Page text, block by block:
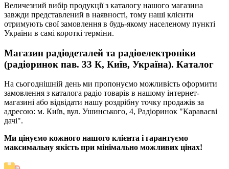
Величезний вибір продукції з каталогу нашого магазина
завжди представлений в наявності, тому наші клієнти
отримують свої замовлення в будь-якому населеному пункті
України в самі короткі терміни.
Магазин радіодеталей та радіоелектроніки
(радіоринок пав. 33 К, Київ, Україна). Каталог
На сьогоднішній день ми пропонуємо можливість оформити
замовлення з каталога радіо товарів в нашому інтернет-
магазині або відвідати нашу роздрібну точку продажів за
адресою: м. Київ, вул. Ушинського, 4, Радіоринок "Караваєві
дачі".
Ми цінуємо кожного нашого клієнта і гарантуємо
максимальну якість при мінімально можливих цінах!